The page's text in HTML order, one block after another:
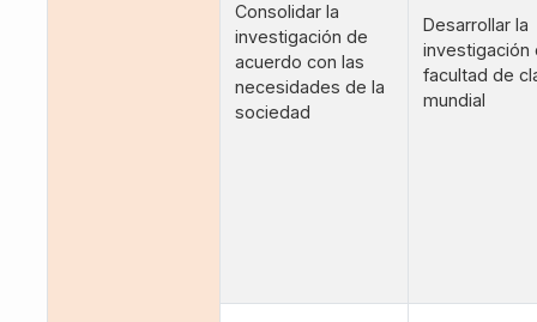
Consolidar la
investigación de
acuerdo con las
necesidades de la
sociedad
Desarrollar la
investigación
facultad de
mundial